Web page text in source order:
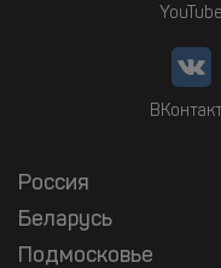
YouTube
Россия
Беларусь
Подмосковье